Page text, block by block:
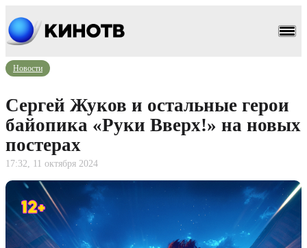
Новости
Сергей Жуков и остальные герои
байопика «Руки Вверх!» на новых
постерах
17:32, 11 октября 2024